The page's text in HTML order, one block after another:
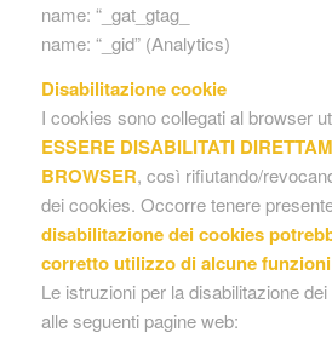
name: “_gat_gtag_
name: “_gid” (Analytics)
Disabilitazione cookie
I cookies sono collegati al browser
ESSERE DISABILITATI
BROWSER, così rifiutando/
dei cookies. Occorre tenere
disabilitazione dei cookies
corretto utilizzo di alcune
Le istruzioni per la disabilitazione
alle seguenti pagine web: